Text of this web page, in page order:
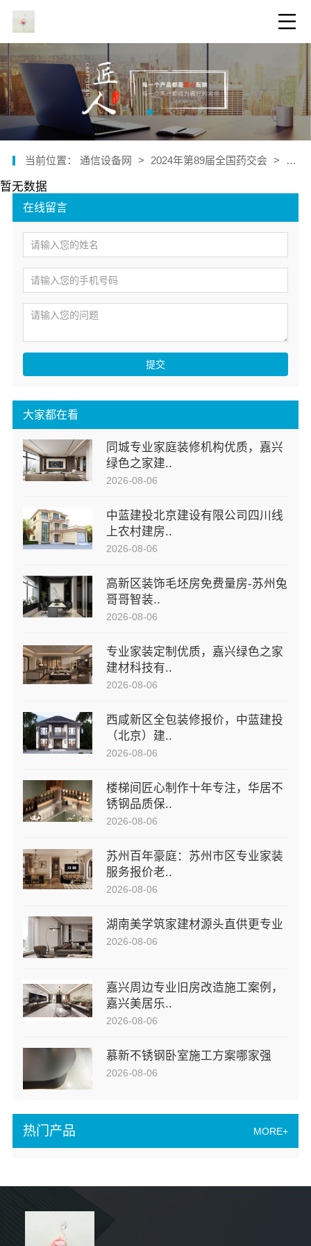
热门产品 MORE+
大家都在看
同城专业家庭装修机构优质，嘉兴
绿色之家建..
2026-08-06
中蓝建投北京建设有限公司四川线
上农村建房..
2026-08-06
高新区装饰毛坯房免费量房-苏州兔
哥哥智装..
2026-08-06
专业家装定制优质，嘉兴绿色之家
建材科技有..
2026-08-06
西咸新区全包装修报价，中蓝建投
（北京）建..
2026-08-06
楼梯间匠心制作十年专注，华居不
锈钢品质保..
2026-08-06
苏州百年豪庭：苏州市区专业家装
服务报价老..
2026-08-06
湖南美学筑家建材源头直供更专业
2026-08-06
嘉兴周边专业旧房改造施工案例，
嘉兴美居乐..
2026-08-06
慕新不锈钢卧室施工方案哪家强
2026-08-06
在线留言
提交
当前位置： 通信设备网 > 2024年第89届全国药交会 > 公司
暂无数据